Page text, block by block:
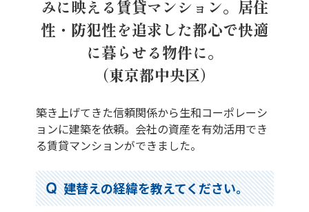
みに映える賃貸マンション。居住
性・防犯性を追求した都心で快適
に暮らせる物件に。
（東京都中央区）
築き上げてきた信頼関係から生和コーポレーシ
ョンに建築を依頼。会社の資産を有効活用でき
る賃貸マンションができました。
建替えの経緯を教えてください。